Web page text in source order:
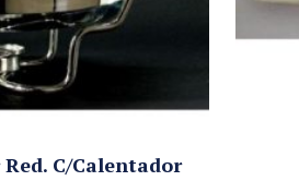
C/Calentador